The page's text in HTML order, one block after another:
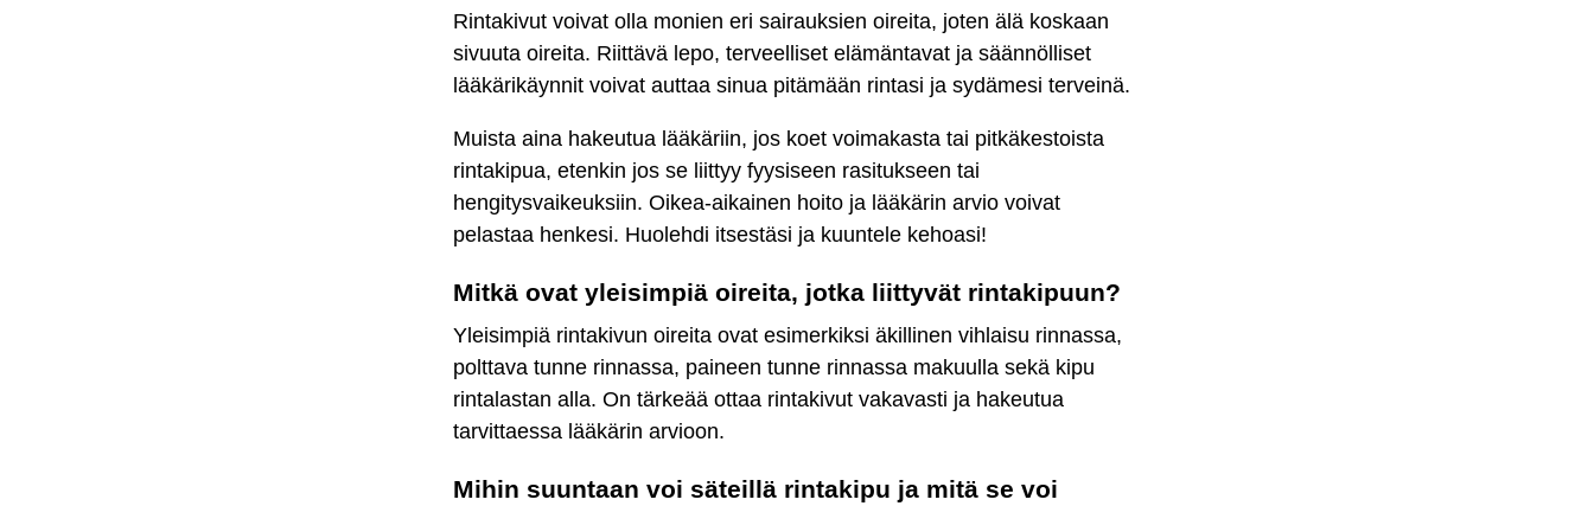
Rintakivut voivat olla monien eri sairauksien oireita, joten älä koskaan
sivuuta oireita. Riittävä lepo, terveelliset elämäntavat ja säännölliset
lääkärikäynnit voivat auttaa sinua pitämään rintasi ja sydämesi terveinä.
Muista aina hakeutua lääkäriin, jos koet voimakasta tai pitkäkestoista
rintakipua, etenkin jos se liittyy fyysiseen rasitukseen tai
hengitysvaikeuksiin. Oikea-aikainen hoito ja lääkärin arvio voivat
pelastaa henkesi. Huolehdi itsestäsi ja kuuntele kehoasi!
Mitkä ovat yleisimpiä oireita, jotka liittyvät rintakipuun?
Yleisimpiä rintakivun oireita ovat esimerkiksi äkillinen vihlaisu rinnassa,
polttava tunne rinnassa, paineen tunne rinnassa makuulla sekä kipu
rintalastan alla. On tärkeää ottaa rintakivut vakavasti ja hakeutua
tarvittaessa lääkärin arvioon.
Mihin suuntaan voi säteillä rintakipu ja mitä se voi